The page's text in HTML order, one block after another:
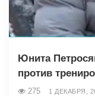
Юнита
против
275 1 ДЕКАБРЯ,